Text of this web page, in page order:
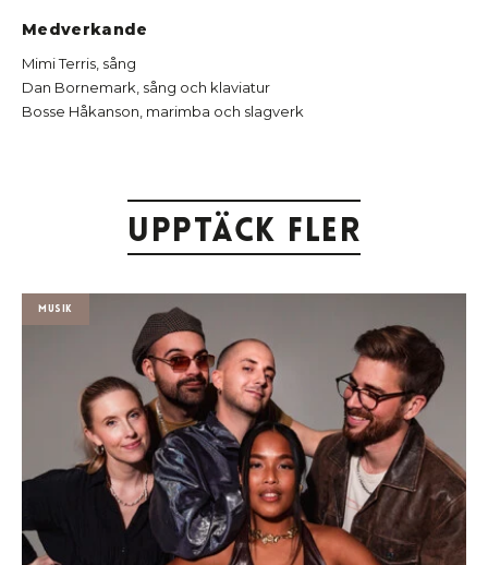
Medverkande
Mimi Terris, sång
Dan Bornemark, sång och klaviatur
Bosse Håkanson, marimba och slagverk
Upptäck fler
Musik